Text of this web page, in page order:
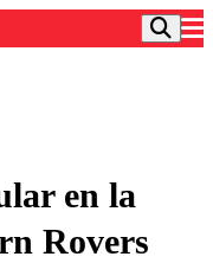
en la
Rovers